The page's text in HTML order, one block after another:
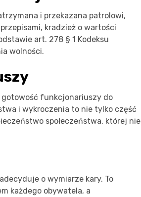
i przekazana patrolowi,
kradzież o wartości
art. 278 § 1 Kodeksu
wolności.
gotowość funkcjonariuszy do
i wykroczenia to nie tylko część
społeczeństwa, której nie
o wymiarze kary. To
każdego obywatela, a